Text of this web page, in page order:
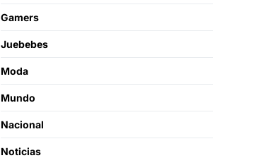
Gamers
Juebebes
Moda
Mundo
Nacional
Noticias